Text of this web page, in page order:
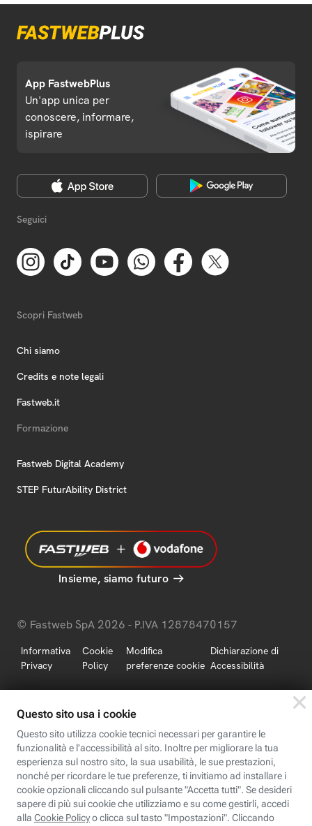
App FastwebPlus
Un'app unica per
conoscere, informare,
ispirare
Seguici
Scopri Fastweb
Chi siamo
Credits e note legali
Fastweb.it
Formazione
Fastweb Digital Academy
STEP FuturAbility District
Insieme, siamo futuro
© Fastweb SpA 2026 - P.IVA 12878470157
Informativa
Privacy
Cookie
Policy
Modifica
preferenze cookie
Dichiarazione di
Accessibilità